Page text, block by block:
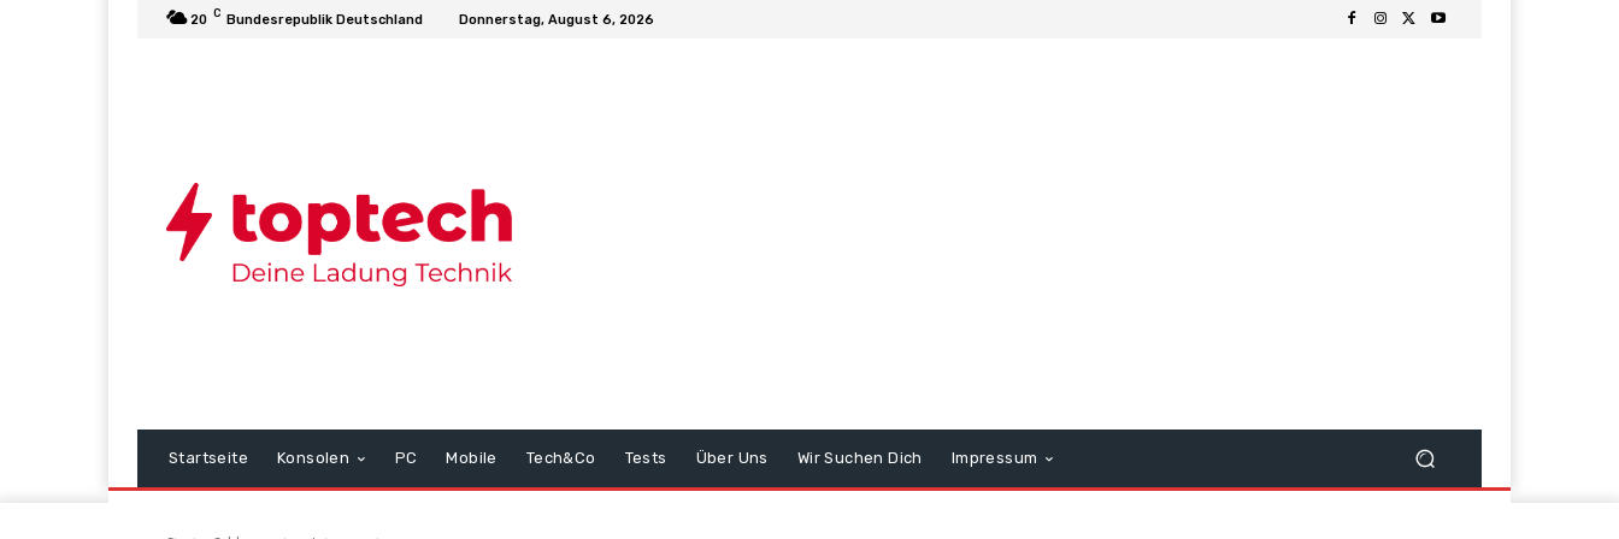
20 C Bundesrepublik Deutschland Donnerstag, August 6, 2026
Startseite Konsolen PC Mobile Tech&Co Tests Über Uns Wir Suchen Dich Impressum